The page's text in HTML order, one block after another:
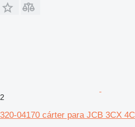
2
320-04170 cárter para JCB 3CX